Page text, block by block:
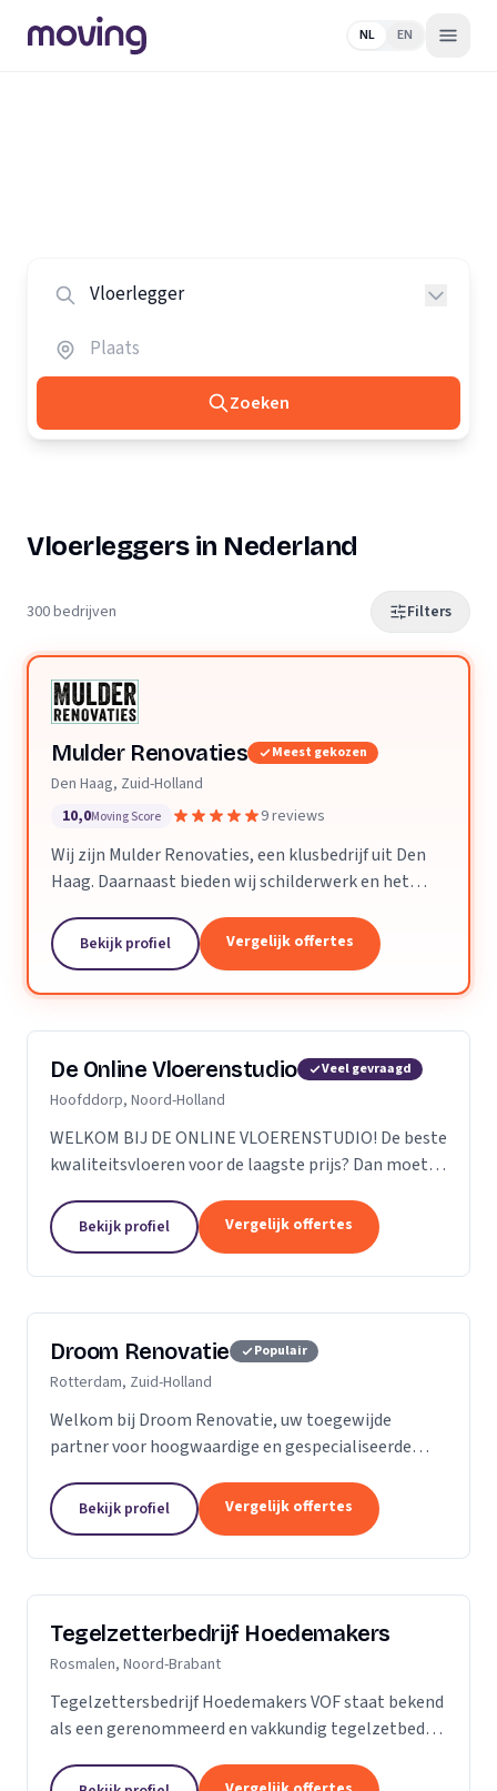
NL EN
Zoeken
Vloerleggers in Nederland
300 bedrijven Filters
Mulder Renovaties Meest gekozen
Den Haag, Zuid-Holland
10,0Moving Score 9 reviews
Wij zijn Mulder Renovaties, een klusbedrijf uit Den
Haag. Daarnaast bieden wij schilderwerk en het
Bekijk profiel Vergelijk offertes
De Online Vloerenstudio Veel gevraagd
Hoofddorp, Noord-Holland
WELKOM BIJ DE ONLINE VLOERENSTUDIO! De beste
kwaliteitsvloeren voor de laagste prijs? Dan moet u
soorten parketvloeren en laminaat online
bestellen...
Bekijk profiel Vergelijk offertes
Droom Renovatie Populair
Rotterdam, Zuid-Holland
Welkom bij Droom Renovatie, uw toegewijde
partner voor hoogwaardige en gespecialiseerde
is dan slechts een plek; het is een weerspiegeling
van uw...
Bekijk profiel Vergelijk offertes
Tegelzetterbedrijf Hoedemakers
Rosmalen, Noord-Brabant
Tegelzettersbedrijf Hoedemakers VOF staat bekend
als een gerenommeerd en vakkundig tegelzetbedrijf
vloertegels en diverse soorten natuursteen. Grotere